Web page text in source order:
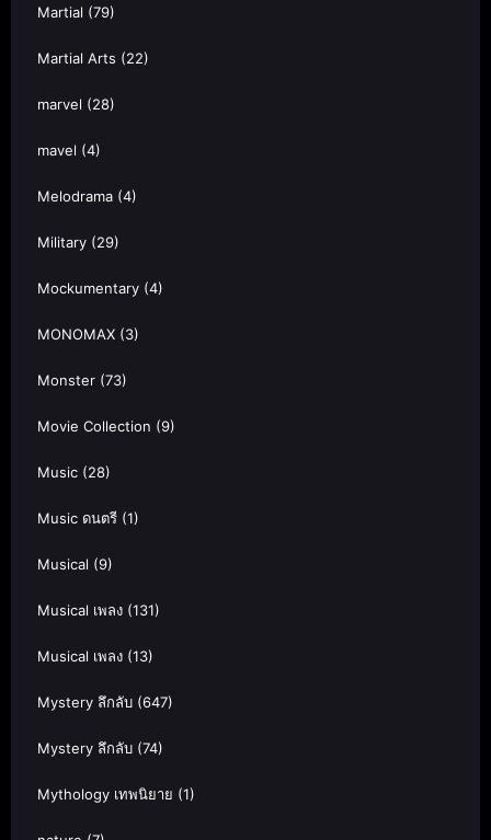
Martial (79)
Martial Arts (22)
marvel (28)
mavel (4)
Melodrama (4)
Military (29)
Mockumentary (4)
MONOMAX (3)
Monster (73)
Movie Collection (9)
Music (28)
Music ดนตรี (1)
Musical (9)
Musical เพลง (131)
Musical เพลง (13)
Mystery ลึกลับ (647)
Mystery ลึกลับ (74)
Mythology เทพนิยาย (1)